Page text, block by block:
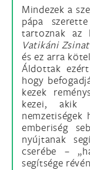
Mindezek a
pápa
tartoznak az
Vatikáni
és ez arra
Áldottak
hogy
kezek
kezei, akik
emberiség
nyújtanak
cserébe –
segítsége